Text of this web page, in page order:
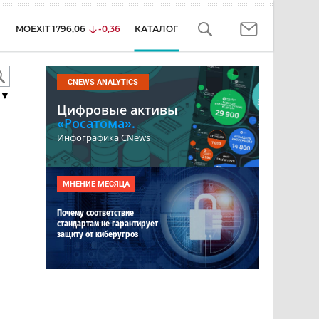
MOEXIT 1796,06 -0,36 КАТАЛОГ
▼
CNEWS ANALYTICS
Цифровые активы
«Росатома».
Инфографика CNews
МНЕНИЕ МЕСЯЦА
Почему соответствие
стандартам не гарантирует
защиту от киберугроз